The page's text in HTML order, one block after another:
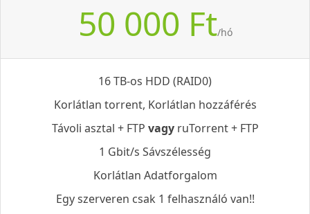
50 000 Ft/hó
16 TB-os HDD (RAID0)
Korlátlan torrent, Korlátlan hozzáférés
Távoli asztal + FTP vagyruTorrent + FTP
1 Gbit/s Sávszélesség
Korlátlan Adatforgalom
Egy szerveren csak 1 felhasználó van!!